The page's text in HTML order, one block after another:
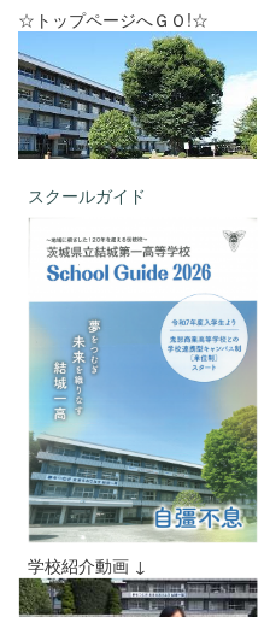
☆トップページへＧＯ!☆
スクールガイド
学校紹介動画 ↓